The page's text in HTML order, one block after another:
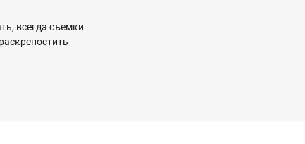
всегда съемки